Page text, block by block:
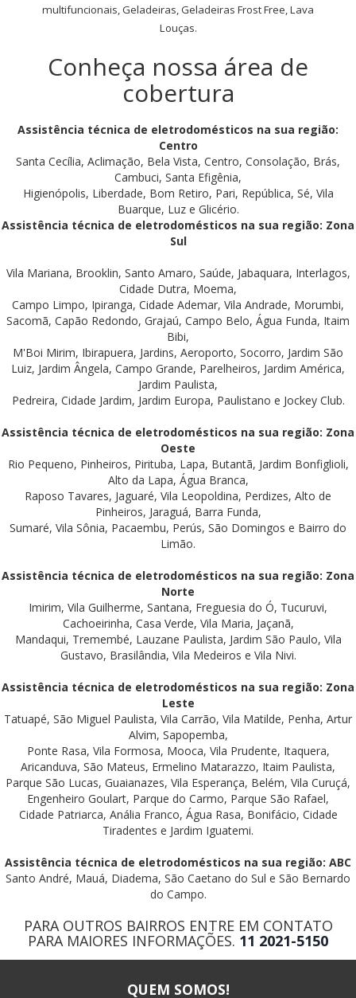
multifuncionais, Geladeiras, Geladeiras Frost Free, Lava
Louças.
Conheça nossa área de
cobertura
Assistência técnica de eletrodomésticos na sua região:
Centro
Santa Cecília, Aclimação, Bela Vista, Centro, Consolação, Brás,
Cambuci, Santa Efigênia,
Higienópolis, Liberdade, Bom Retiro, Pari, República, Sé, Vila
Buarque, Luz e Glicério.
Assistência técnica de eletrodomésticos na sua região: Zona
Sul
Vila Mariana, Brooklin, Santo Amaro, Saúde, Jabaquara, Interlagos,
Cidade Dutra, Moema,
Campo Limpo, Ipiranga, Cidade Ademar, Vila Andrade, Morumbi,
Sacomã, Capão Redondo, Grajaú, Campo Belo, Água Funda, Itaim
Bibi,
M'Boi Mirim, Ibirapuera, Jardins, Aeroporto, Socorro, Jardim São
Luiz, Jardim Ângela, Campo Grande, Parelheiros, Jardim América,
Jardim Paulista,
Pedreira, Cidade Jardim, Jardim Europa, Paulistano e Jockey Club.
Assistência técnica de eletrodomésticos na sua região: Zona
Oeste
Rio Pequeno, Pinheiros, Pirituba, Lapa, Butantã, Jardim Bonfiglioli,
Alto da Lapa, Água Branca,
Raposo Tavares, Jaguaré, Vila Leopoldina, Perdizes, Alto de
Pinheiros, Jaraguá, Barra Funda,
Sumaré, Vila Sônia, Pacaembu, Perús, São Domingos e Bairro do
Limão.
Assistência técnica de eletrodomésticos na sua região: Zona
Norte
Imirim, Vila Guilherme, Santana, Freguesia do Ó, Tucuruvi,
Cachoeirinha, Casa Verde, Vila Maria, Jaçanã,
Mandaqui, Tremembé, Lauzane Paulista, Jardim São Paulo, Vila
Gustavo, Brasilândia, Vila Medeiros e Vila Nivi.
Assistência técnica de eletrodomésticos na sua região: Zona
Leste
Tatuapé, São Miguel Paulista, Vila Carrão, Vila Matilde, Penha, Artur
Alvim, Sapopemba,
Ponte Rasa, Vila Formosa, Mooca, Vila Prudente, Itaquera,
Aricanduva, São Mateus, Ermelino Matarazzo, Itaim Paulista,
Parque São Lucas, Guaianazes, Vila Esperança, Belém, Vila Curuçá,
Engenheiro Goulart, Parque do Carmo, Parque São Rafael,
Cidade Patriarca, Anália Franco, Água Rasa, Bonifácio, Cidade
Tiradentes e Jardim Iguatemi.
Assistência técnica de eletrodomésticos na sua região: ABC
Santo André, Mauá, Diadema, São Caetano do Sul e São Bernardo
do Campo.
PARA OUTROS BAIRROS ENTRE EM CONTATO
PARA MAIORES INFORMAÇÕES. 11 2021-5150
QUEM SOMOS!